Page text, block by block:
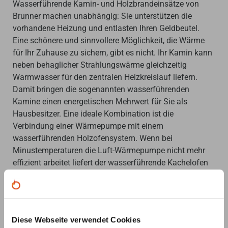
Diese Webseite verwendet Cookies
Wasserführende Kamin- und Holzbrandeinsätze von
Brunner machen unabhängig: Sie unterstützen die
vorhandene Heizung und entlasten Ihren Geldbeutel.
Eine schönere und sinnvollere Möglichkeit, die Wärme
für Ihr Zuhause zu sichern, gibt es nicht. Ihr Kamin kann
neben behaglicher Strahlungswärme gleichzeitig
Warmwasser für den zentralen Heizkreislauf liefern.
Damit bringen die sogenannten wasserführenden
Kamine einen energetischen Mehrwert für Sie als
Hausbesitzer. Eine ideale Kombination ist die
Verbindung einer Wärmepumpe mit einem
wasserführenden Holzofensystem. Wenn bei
Minustemperaturen die Luft-Wärmepumpe nicht mehr
effizient arbeitet liefert der wasserführende Kachelofen
Strombedarf.
Kamin oder Ofen nicht erstellt werden. In allen